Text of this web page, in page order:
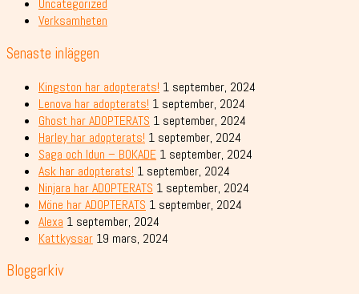
Uncategorized
Verksamheten
Senaste inläggen
Kingston har adopterats! 1 september, 2024
Lenova har adopterats! 1 september, 2024
Ghost har ADOPTERATS 1 september, 2024
Harley har adopterats! 1 september, 2024
Saga och Idun – BOKADE 1 september, 2024
Ask har adopterats! 1 september, 2024
Ninjara har ADOPTERATS 1 september, 2024
Möne har ADOPTERATS 1 september, 2024
Alexa 1 september, 2024
Kattkyssar 19 mars, 2024
Bloggarkiv